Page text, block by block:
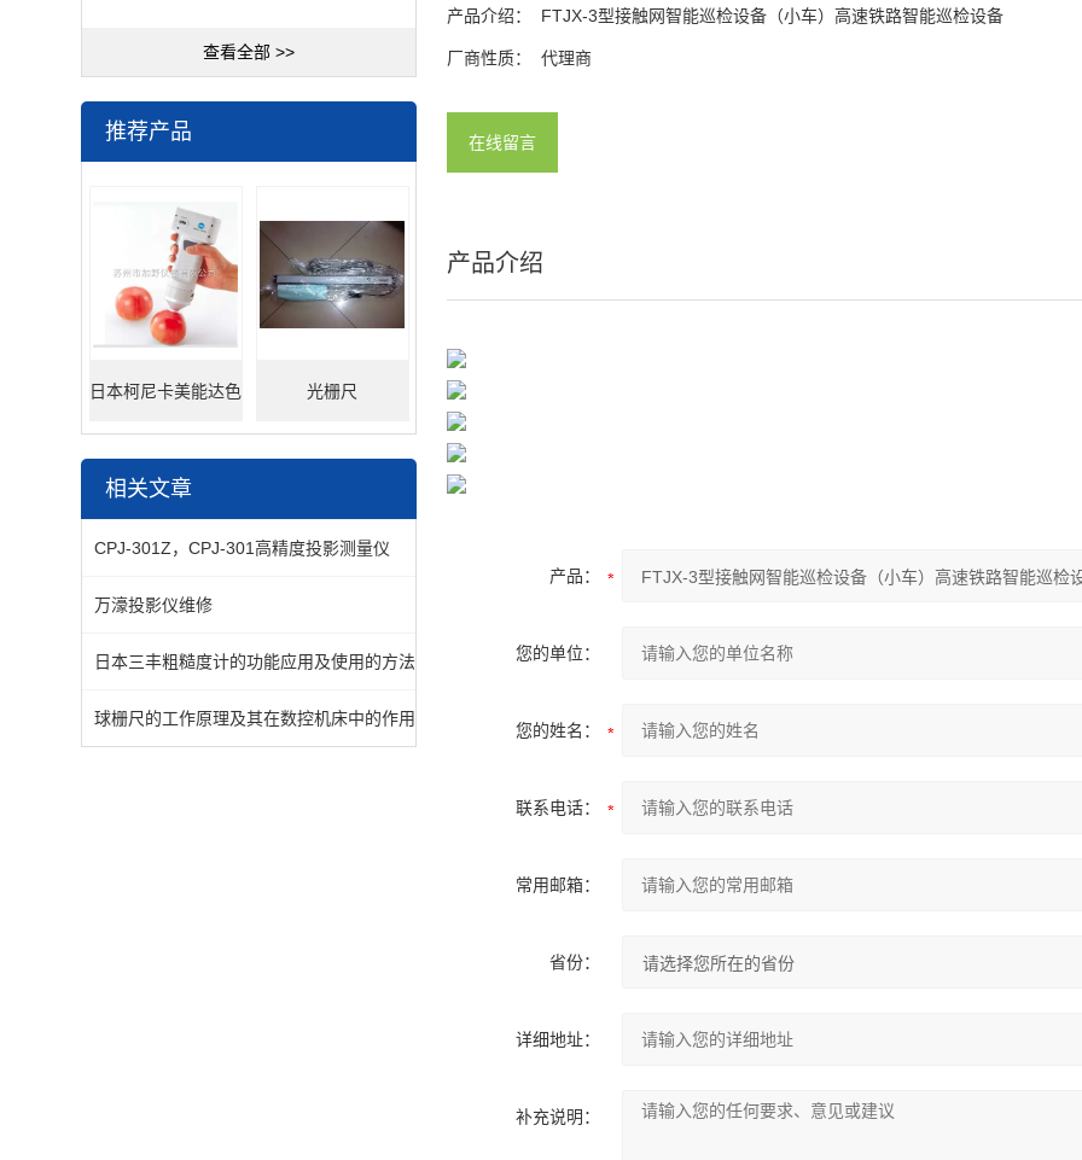
查看全部 >>
推荐产品
日本柯尼卡美能达色 光栅尺
相关文章
CPJ-301Z，CPJ-301高精度投影测量仪
万濠投影仪维修
日本三丰粗糙度计的功能应用及使用的方法
球栅尺的工作原理及其在数控机床中的作用
产品介绍： FTJX-3型接触网智能巡检设备（小车）高速铁路智能巡检设备
厂商性质： 代理商
在线留言
产品介绍
产品：
您的单位：
您的姓名：
联系电话：
常用邮箱：
省份：
详细地址：
补充说明：